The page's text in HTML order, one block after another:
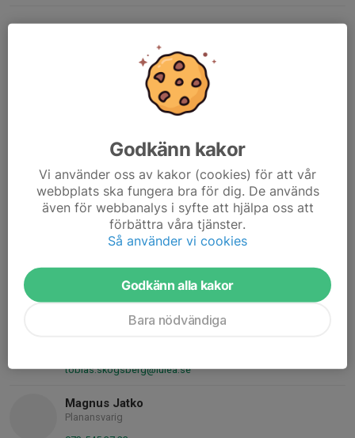
ORG. NUMMER
897000-0439
Kontaktpersoner
Tobias Skogsberg
tobias.skogsberg@lulea.se
Magnus Jatko
Planansvarig
Godkänn kakor
Vi använder oss av kakor (cookies) för att vår
webbplats ska fungera bra för dig. De används
även för webbanalys i syfte att hjälpa oss att
förbättra våra tjänster.
Så använder vi cookies
Godkänn alla kakor
Bara nödvändiga